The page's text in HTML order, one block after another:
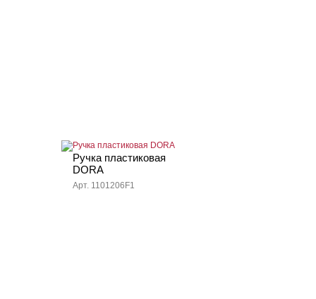
Ручка пластиковая
DORA
Арт. 1101206F1